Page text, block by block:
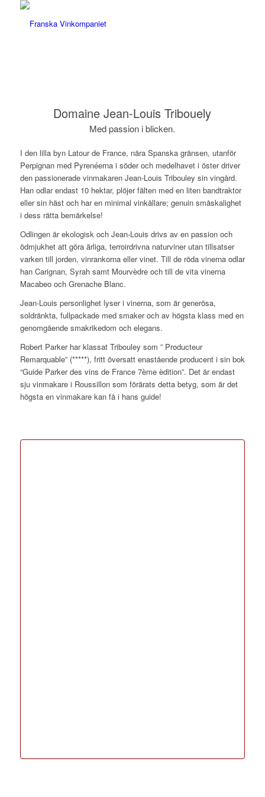
Domaine Jean-Louis Tribouely
Med passion i blicken.
I den lilla byn Latour de France, nära Spanska gränsen, utanför
Perpignan med Pyrenéerna i söder och medelhavet i öster driver
den passionerade vinmakaren Jean-Louis Tribouley sin vingård.
Han odlar endast 10 hektar, plöjer fälten med en liten bandtraktor
eller sin häst och har en minimal vinkällare; genuin småskalighet
i dess rätta bemärkelse!
Odlingen är ekologisk och Jean-Louis drivs av en passion och
ödmjukhet att göra ärliga, terroirdrivna naturviner utan tillsatser
varken till jorden, vinrankorna eller vinet. Till de röda vinerna odlar
han Carignan, Syrah samt Mourvèdre och till de vita vinerna
Macabeo och Grenache Blanc.
Jean-Louis personlighet lyser i vinerna, som är generösa,
soldränkta, fullpackade med smaker och av högsta klass med en
genomgående smakrikedom och elegans.
Robert Parker har klassat Tribouley som ” Producteur
Remarquable” (*****), fritt översatt enastående producent i sin bok
“Guide Parker des vins de France 7ème èdition”. Det är endast
sju vinmakare i Roussillon som förärats detta betyg, som är det
högsta en vinmakare kan få i hans guide!